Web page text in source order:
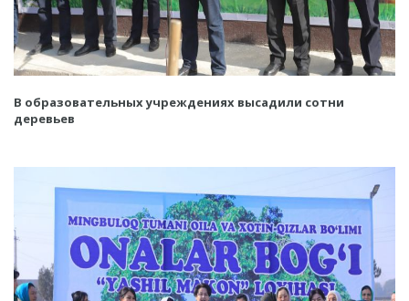
В образовательных учреждениях высадили сотни
деревьев